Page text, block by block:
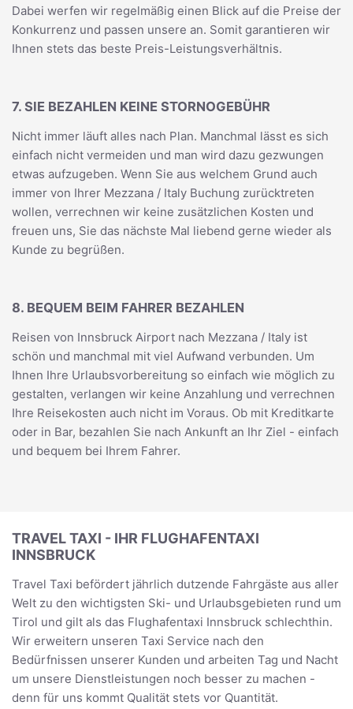
Dabei werfen wir regelmäßig einen Blick auf die Preise der
Konkurrenz und passen unsere an. Somit garantieren wir
Ihnen stets das beste Preis-Leistungsverhältnis.
7. SIE BEZAHLEN KEINE STORNOGEBÜHR
Nicht immer läuft alles nach Plan. Manchmal lässt es sich
einfach nicht vermeiden und man wird dazu gezwungen
etwas aufzugeben. Wenn Sie aus welchem Grund auch
immer von Ihrer Mezzana / Italy Buchung zurücktreten
wollen, verrechnen wir keine zusätzlichen Kosten und
freuen uns, Sie das nächste Mal liebend gerne wieder als
Kunde zu begrüßen.
8. BEQUEM BEIM FAHRER BEZAHLEN
Reisen von Innsbruck Airport nach Mezzana / Italy ist
schön und manchmal mit viel Aufwand verbunden. Um
Ihnen Ihre Urlaubsvorbereitung so einfach wie möglich zu
gestalten, verlangen wir keine Anzahlung und verrechnen
Ihre Reisekosten auch nicht im Voraus. Ob mit Kreditkarte
oder in Bar, bezahlen Sie nach Ankunft an Ihr Ziel - einfach
und bequem bei Ihrem Fahrer.
TRAVEL TAXI - IHR FLUGHAFENTAXI
INNSBRUCK
Travel Taxi befördert jährlich dutzende Fahrgäste aus aller
Welt zu den wichtigsten Ski- und Urlaubsgebieten rund um
Tirol und gilt als das Flughafentaxi Innsbruck schlechthin.
Wir erweitern unseren Taxi Service nach den
Bedürfnissen unserer Kunden und arbeiten Tag und Nacht
um unsere Dienstleistungen noch besser zu machen -
denn für uns kommt Qualität stets vor Quantität.